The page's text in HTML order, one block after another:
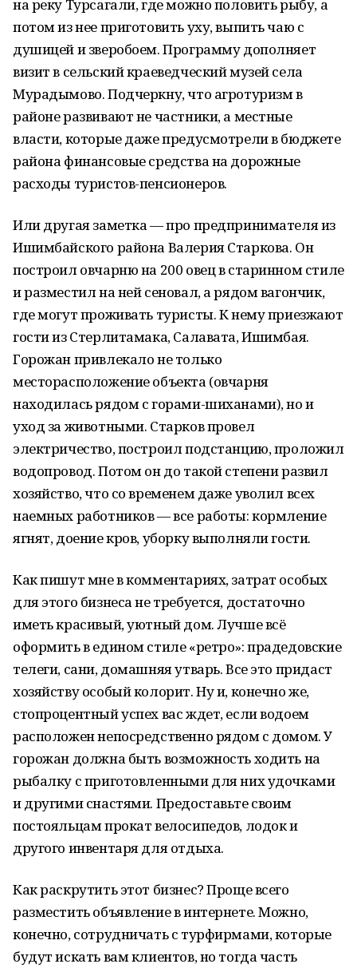
на реку Турсагали, где можно половить рыбу, а
потом из нее приготовить уху, выпить чаю с
душицей и зверобоем. Программу дополняет
визит в сельский краеведческий музей села
Мурадымово. Подчеркну, что агротуризм в
районе развивают не частники, а местные
власти, которые даже предусмотрели в бюджете
района финансовые средства на дорожные
расходы туристов-пенсионеров.
Или другая заметка — про предпринимателя из
Ишимбайского района Валерия Старкова. Он
построил овчарню на 200 овец в старинном стиле
и разместил на ней сеновал, а рядом вагончик,
где могут проживать туристы. К нему приезжают
гости из Стерлитамака, Салавата, Ишимбая.
Горожан привлекало не только
месторасположение объекта (овчарня
находилась рядом с горами-шиханами), но и
уход за животными. Старков провел
электричество, построил подстанцию, проложил
водопровод. Потом он до такой степени развил
хозяйство, что со временем даже уволил всех
наемных работников — все работы: кормление
ягнят, доение кров, уборку выполняли гости.
Как пишут мне в комментариях, затрат особых
для этого бизнеса не требуется, достаточно
иметь красивый, уютный дом. Лучше всё
оформить в едином стиле «ретро»: прадедовские
телеги, сани, домашняя утварь. Все это придаст
хозяйству особый колорит. Ну и, конечно же,
стопроцентный успех вас ждет, если водоем
расположен непосредственно рядом с домом. У
горожан должна быть возможность ходить на
рыбалку с приготовленными для них удочками
и другими снастями. Предоставьте своим
постояльцам прокат велосипедов, лодок и
другого инвентаря для отдыха.
Как раскрутить этот бизнес? Проще всего
разместить объявление в интернете. Можно,
конечно, сотрудничать с турфирмами, которые
будут искать вам клиентов, но тогда часть